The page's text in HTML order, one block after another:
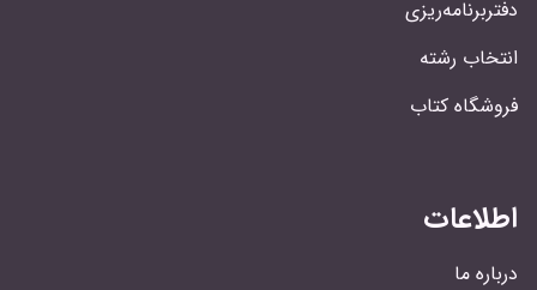
دفتربرنامه‌ریزی
انتخاب رشته
فروشگاه کتاب
اطلاعات
درباره ما